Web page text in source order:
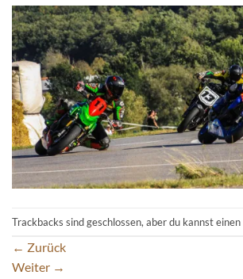
Trackbacks sind geschlossen, aber du kannst einen
← Zurück
Weiter →